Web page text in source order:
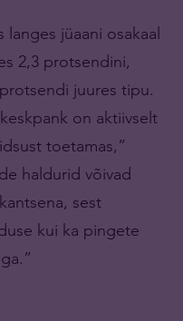
langes jüaani osakaal
2,3 protsendini,
juures tipu.
on aktiivselt
toetamas,”
haldurid võivad
sest
kui ka pingete